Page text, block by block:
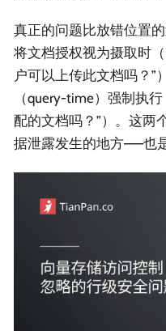
真正的问题比放错位置
将文档授权视为摄取时
户可以上传此文档吗？”
（query-time）强制执
配的文档吗？”）。这两
据泄露发生的地方——也